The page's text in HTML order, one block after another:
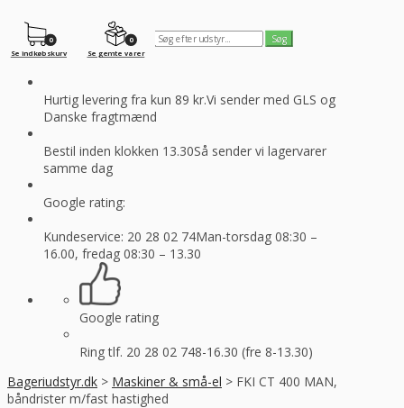
0
Se gemte varer
0
Se indkøbskurv
Hurtig levering fra kun 89 kr.Vi sender med GLS og
Danske fragtmænd
Bestil inden klokken 13.30Så sender vi lagervarer
samme dag
Google rating:
Kundeservice: 20 28 02 74Man-torsdag 08:30 –
16.00, fredag 08:30 – 13.30
Google rating
Ring tlf. 20 28 02 748-16.30 (fre 8-13.30)
Bageriudstyr.dk > Maskiner & små-el > FKI CT 400 MAN,
båndrister m/fast hastighed